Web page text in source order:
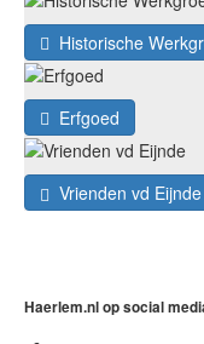
Historische
Erfgoed
Vrienden vd Eijnde
Haerlem.nl op social